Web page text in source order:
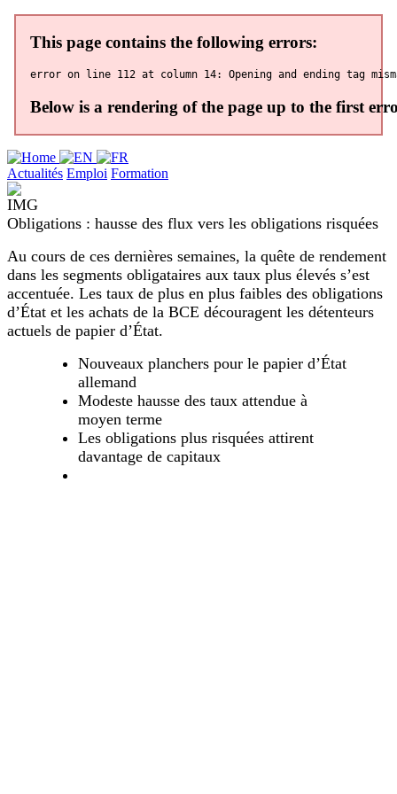
Actualités Emploi Formation
Obligations : hausse des flux vers les obligations risquées
Au cours de ces dernières semaines, la quête de rendement
dans les segments obligataires aux taux plus élevés s’est
accentuée. Les taux de plus en plus faibles des obligations
d’État et les achats de la BCE découragent les détenteurs
actuels de papier d’État.
Nouveaux planchers pour le papier d’État
allemand
Modeste hausse des taux attendue à
moyen terme
Les obligations plus risquées attirent
davantage de capitaux